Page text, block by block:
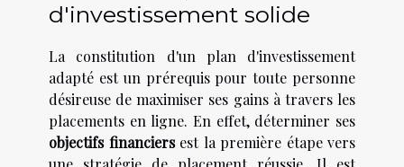
d'investissement solide
La constitution d'un plan d'investissement
adapté est un prérequis pour toute personne
désireuse de maximiser ses gains à travers les
placements en ligne. En effet, déterminer ses
objectifs financiersest la première étape vers